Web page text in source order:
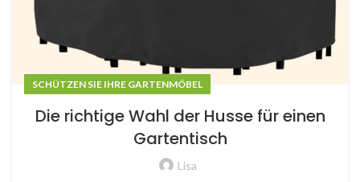
SCHÜTZEN SIE IHRE GARTENMÖBEL
Die richtige Wahl der Husse für einen
Gartentisch
Lisa